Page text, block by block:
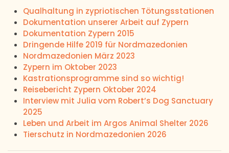
Qualhaltung in zypriotischen Tötungsstationen
Dokumentation unserer Arbeit auf Zypern
Dokumentation Zypern 2015
Dringende Hilfe 2019 für Nordmazedonien
Nordmazedonien März 2023
Zypern im Oktober 2023
Kastrationsprogramme sind so wichtig!
Reisebericht Zypern Oktober 2024
Interview mit Julia vom Robert’s Dog Sanctuary
2025
Leben und Arbeit im Argos Animal Shelter 2026
Tierschutz in Nordmazedonien 2026